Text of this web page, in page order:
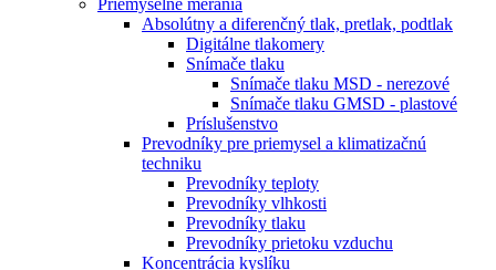
Absolútny a diferenčný tlak, pretlak, podtlak
Digitálne tlakomery
Snímače tlaku
Snímače tlaku MSD - nerezové
Snímače tlaku GMSD - plastové
Príslušenstvo
Prevodníky pre priemysel a klimatizačnú
techniku
Prevodníky teploty
Prevodníky vlhkosti
Prevodníky tlaku
Prevodníky prietoku vzduchu
Koncentrácia kyslíku